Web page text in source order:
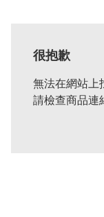
很抱歉
無法在網站上
請檢查商品連